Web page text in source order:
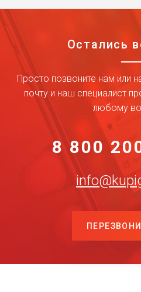
Остались
Просто позвоните нам или
почту и наш специалист
любому
8 800